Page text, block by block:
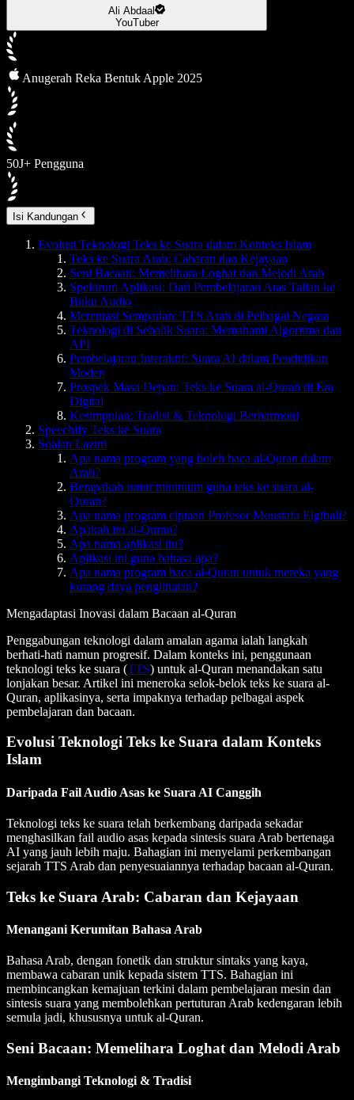
Ali Abdaal
YouTuber
Anugerah Reka Bentuk Apple 2025
50J+ Pengguna
Isi Kandungan
Evolusi Teknologi Teks ke Suara dalam Konteks Islam
Teks ke Suara Arab: Cabaran dan Kejayaan
Seni Bacaan: Memelihara Loghat dan Melodi Arab
Spektrum Aplikasi: Dari Pembelajaran Atas Talian ke
Buku Audio
Merentasi Sempadan: TTS Arab di Pelbagai Negara
Teknologi di Sebalik Suara: Memahami Algoritma dan
API
Pembelajaran Interaktif: Suara AI dalam Pendidikan
Moden
Prospek Masa Depan: Teks ke Suara al-Quran di Era
Digital
Kesimpulan: Tradisi & Teknologi Berharmoni
Speechify Teks ke Suara
Soalan Lazim
Apa nama program yang boleh baca al-Quran dalam
Arab?
Berapakah umur minimum guna teks ke suara al-
Quran?
Apa nama program ciptaan Profesor Moustafa Elgibali?
Apakah itu al-Quran?
Apa nama aplikasi itu?
Aplikasi ini guna bahasa apa?
Apa nama program baca al-Quran untuk mereka yang
kurang daya penglihatan?
Mengadaptasi Inovasi dalam Bacaan al-Quran
Penggabungan teknologi dalam amalan agama ialah langkah
berhati-hati namun progresif. Dalam konteks ini, penggunaan
teknologi teks ke suara (TTS) untuk al-Quran menandakan satu
lonjakan besar. Artikel ini meneroka selok-belok teks ke suara al-
Quran, aplikasinya, serta impaknya terhadap pelbagai aspek
pembelajaran dan bacaan.
Evolusi Teknologi Teks ke Suara dalam Konteks
Islam
Daripada Fail Audio Asas ke Suara AI Canggih
Teknologi teks ke suara telah berkembang daripada sekadar
menghasilkan fail audio asas kepada sintesis suara Arab bertenaga
AI yang jauh lebih maju. Bahagian ini menyelami perkembangan
sejarah TTS Arab dan penyesuaiannya terhadap bacaan al-Quran.
Teks ke Suara Arab: Cabaran dan Kejayaan
Menangani Kerumitan Bahasa Arab
Bahasa Arab, dengan fonetik dan struktur sintaks yang kaya,
membawa cabaran unik kepada sistem TTS. Bahagian ini
membincangkan kemajuan terkini dalam pembelajaran mesin dan
sintesis suara yang membolehkan pertuturan Arab kedengaran lebih
semula jadi, khususnya untuk al-Quran.
Seni Bacaan: Memelihara Loghat dan Melodi Arab
Mengimbangi Teknologi & Tradisi